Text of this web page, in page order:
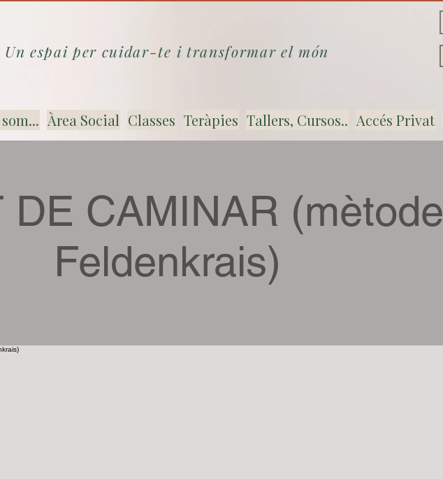
Un espai per cuidar-te i transformar el món
Àrea Social Classes Teràpies Tallers, Cursos.. Accés Privat
DE CAMINAR (mètode
Feldenkrais)